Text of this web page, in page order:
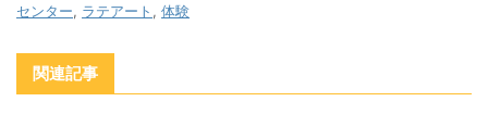
センター, ラテアート , 体験
関連記事